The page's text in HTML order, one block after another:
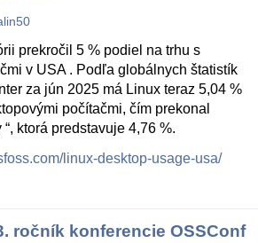
prekročil 5 % podiel na trhu s
v USA . Podľa globálnych štatistík
za jún 2025 má Linux teraz 5,04 %
počítačmi, čím prekonal
ktorá predstavuje 4,76 %.
linux-desktop-usage-usa/
ročník konferencie OSSConf